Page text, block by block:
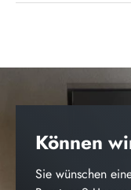
Können
Sie wünschen